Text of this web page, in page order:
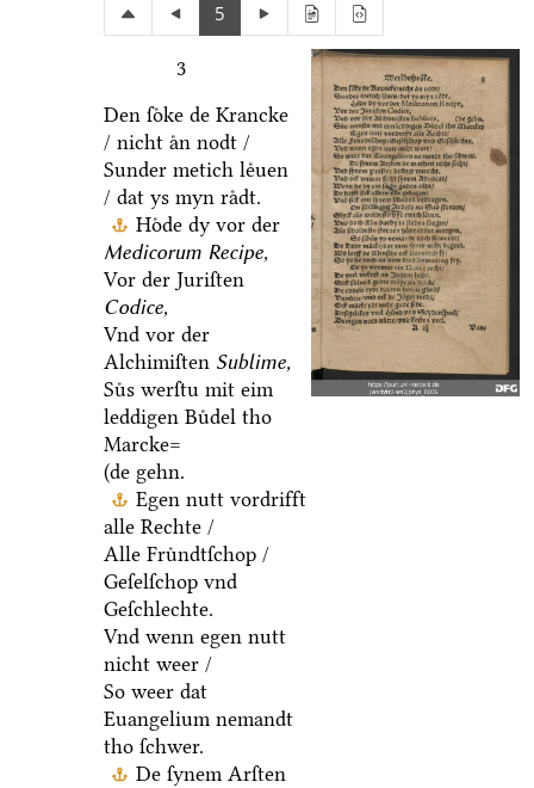
5
3
Den ſoͤke de Krancke
/ nicht aͤn nodt /
Sunder metich leͤuen
/ dat ys myn raͤdt.
Hoͤde dy vor der
Medicorum Recipe,
Vor der Juriſten
Codice,
Vnd vor der
Alchimiſten Sublime,
Suͤs werſtu mit eim
leddigen Buͤdel tho
Marcke=
(de gehn.
Egen nutt vordrifft
alle Rechte /
Alle Fruͤndtſchop /
Geſelſchop vnd
Geſchlechte.
Vnd wenn egen nutt
nicht weer /
So weer dat
Euangelium nemandt
tho ſchwer.
De ſynem Arſten